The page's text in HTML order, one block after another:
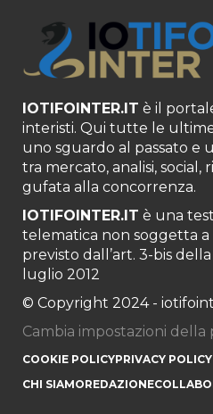
IOTIFOINTER.IT è il
interisti. Qui tutte le
uno sguardo al passato e
tra mercato, analisi, social,
gufata alla concorrenza.
IOTIFOINTER.IT è una
telematica non soggetta a
previsto dall’art. 3-bis
luglio 2012
© Copyright 2024 -
Cambia impostazioni della
COOKIE POLICYPRIVACY POLICY
CHI SIAMOREDAZIONE